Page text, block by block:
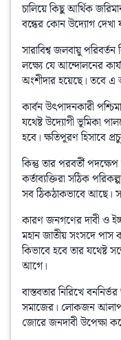
চালিয়ে কিছু আর্থিক
বন্ধের কোন উদ্যোগ দেখা
সারাবিশ্ব জলবায়ু
লক্ষ্যে যে আন্দোলনের
অংশীদার হয়েছে। তবে এ
কার্বন উৎপাদনকারী
যথেষ্ট উদ্যোগী ভূমিকা
হবে। ক্ষতিপূরণ হিসাবে
কিন্তু তার পরবর্তী পদক্ষেপ
কর্তাব্যক্তিরা সঠিক
সব ঠিকঠাকভাবে আছে।
কারণ জনগণের দাবী ও
মহান জাতীয় সংসদে পাস
কিভাবে হবে তার যথেষ্ট
আগে।
বাস্তবতার নিরিখে
সমাজের। লােকজন আলাপ-
জোরে জনদাবী উপেক্ষা